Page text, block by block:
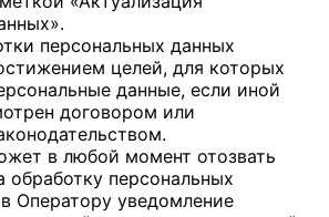
персональных данных
целей, для которых
данные, если иной
договором или
в любой момент отозвать
обработку персональных
Оператору уведомление